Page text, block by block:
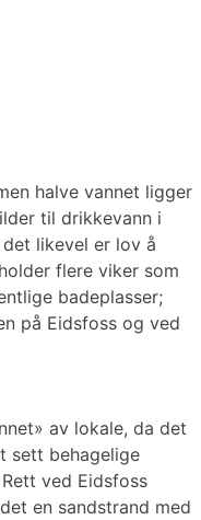
halve vannet ligger
til drikkevann i
likevel er lov å
flere viker som
badeplasser;
på Eidsfoss og ved
av lokale, da det
sett behagelige
ved Eidsfoss
en sandstrand med